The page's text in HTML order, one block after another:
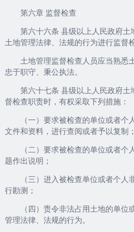
第六章 监督检查
第六十六条 县级以上人民政府土
土地管理法律、法规的行为进行监督检
土地管理监督检查人员应当熟悉土
忠于职守、秉公执法。
第六十七条 县级以上人民政府土
督检查职责时，有权采取下列措施：
（一）要求被检查的单位或者个
文件和资料，进行查阅或者予以复制；
（二）要求被检查的单位或者个
题作出说明；
（三）进入被检查单位或者个人
行勘测；
（四）责令非法占用土地的单位
管理法律、法规的行为。